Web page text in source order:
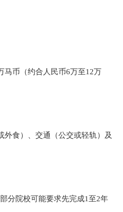
马币（约合人民币6万至12万
食）、交通（公交或轻轨）及
分院校可能要求先完成1至2年